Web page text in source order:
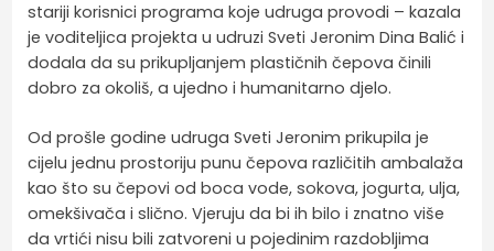
stariji korisnici programa koje udruga provodi – kazala
je voditeljica projekta u udruzi Sveti Jeronim Dina Balić i
dodala da su prikupljanjem plastičnih čepova činili
dobro za okoliš, a ujedno i humanitarno djelo.
Od prošle godine udruga Sveti Jeronim prikupila je
cijelu jednu prostoriju punu čepova različitih ambalaža
kao što su čepovi od boca vode, sokova, jogurta, ulja,
omekšivača i slično. Vjeruju da bi ih bilo i znatno više
da vrtići nisu bili zatvoreni u pojedinim razdobljima